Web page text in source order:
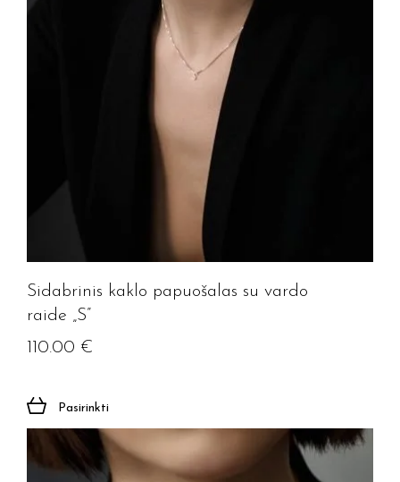
Sidabrinis kaklo papuošalas su vardo
raide „S”
110.00 €
Pasirinkti